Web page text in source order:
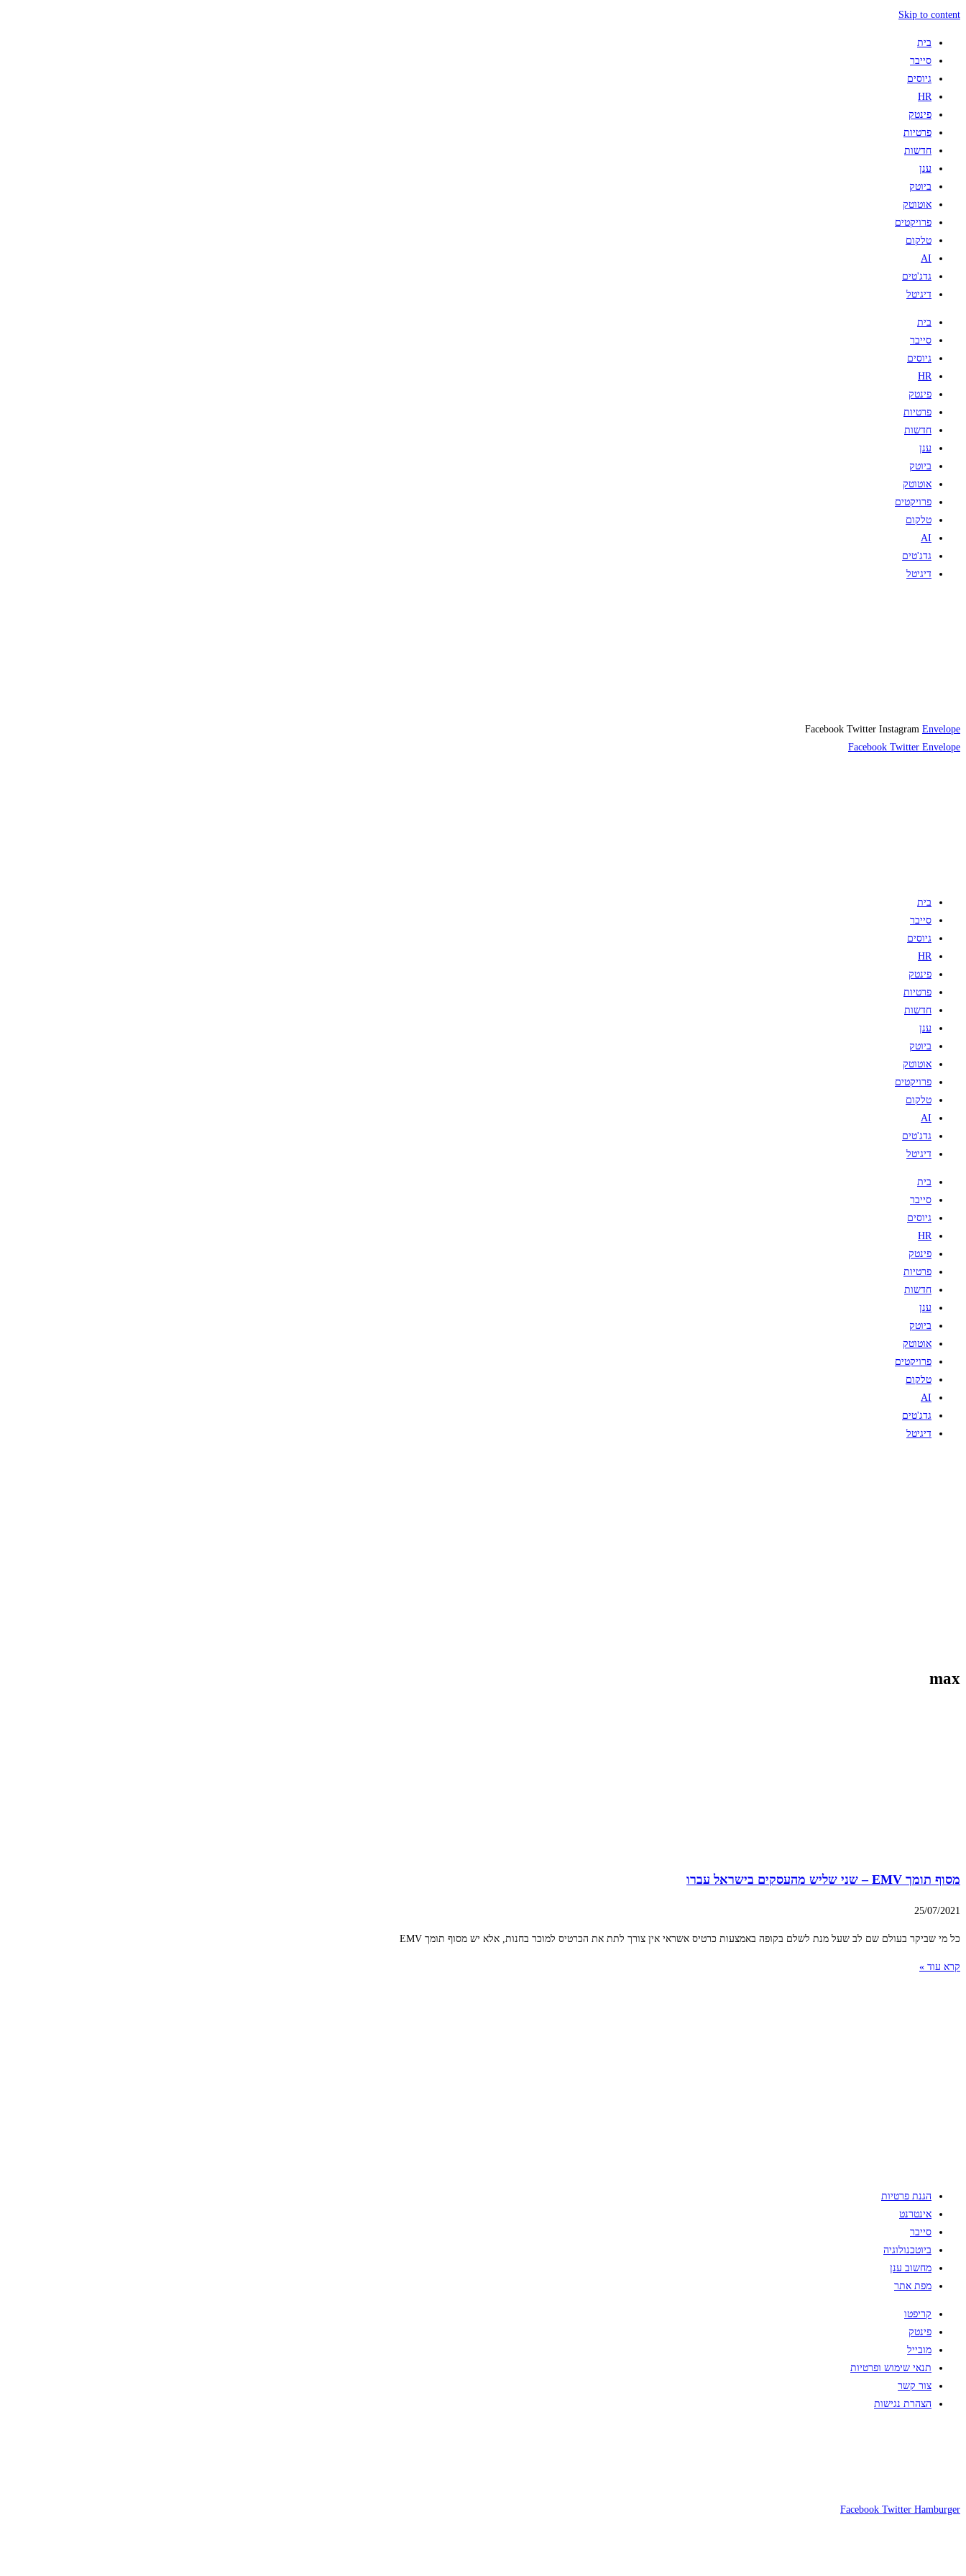
Skip to content
בית
סייבר
גיוסים
HR
פינטק
פרטיות
חדשות
ענן
ביוטק
אוטוטק
פרויקטים
טלקום
AI
גדג'טים
דיגיטל
בית
סייבר
גיוסים
HR
פינטק
פרטיות
חדשות
ענן
ביוטק
אוטוטק
פרויקטים
טלקום
AI
גדג'טים
דיגיטל
Facebook Twitter Instagram Envelope
Facebook Twitter Envelope
בית
סייבר
גיוסים
HR
פינטק
פרטיות
חדשות
ענן
ביוטק
אוטוטק
פרויקטים
טלקום
AI
גדג'טים
דיגיטל
בית
סייבר
גיוסים
HR
פינטק
פרטיות
חדשות
ענן
ביוטק
אוטוטק
פרויקטים
טלקום
AI
גדג'טים
דיגיטל
max
מסוף תומך EMV – שני שליש מהעסקים בישראל עברו
25/07/2021
כל מי שביקר בעולם שם לב שעל מנת לשלם בקופה באמצעות כרטיס אשראי אין צורך לתת את הכרטיס למוכר בחנות, אלא יש מסוף תומך EMV
קרא עוד »
הגנת פרטיות
אינטרנט
סייבר
ביוטכנולוגיה
מחשוב ענן
מפת אתר
קריפטו
פינטק
מובייל
תנאי שימוש ופרטיות
צור קשר
הצהרת נגישות
Facebook Twitter Hamburger